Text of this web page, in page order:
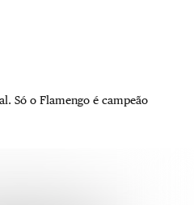
Só o Flamengo é campeão